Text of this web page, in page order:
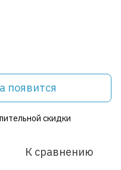
появится
скидки
К сравнению